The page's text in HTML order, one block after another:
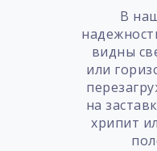
В
видны
или
на
хрипит